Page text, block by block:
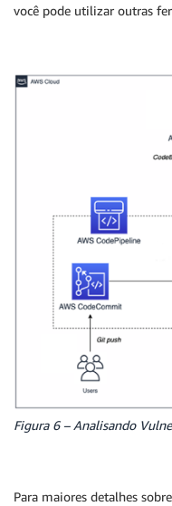
você pode utilizar outras
Figura 6 – Analisando
Para maiores detalhes